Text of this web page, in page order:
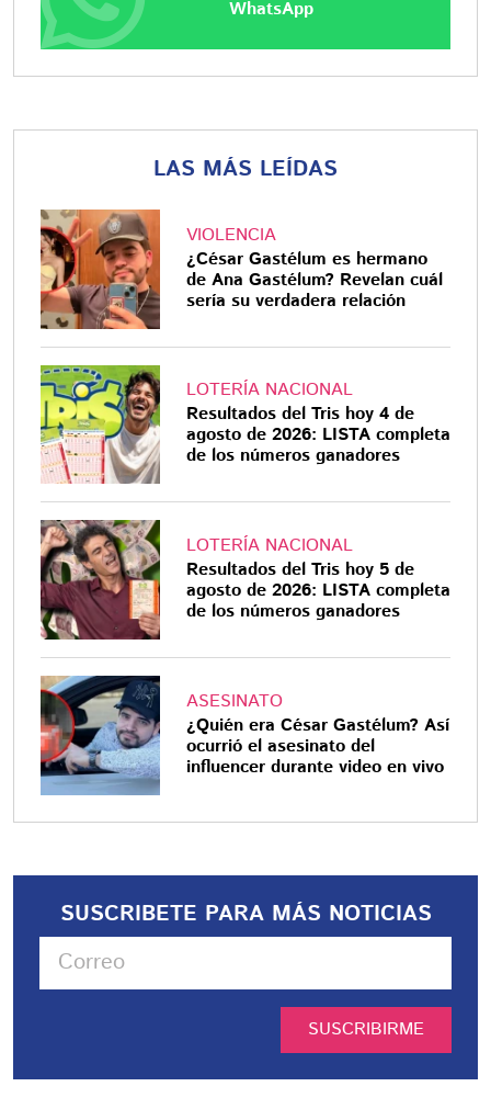
WhatsApp
LAS MÁS LEÍDAS
VIOLENCIA
¿César Gastélum es hermano
de Ana Gastélum? Revelan cuál
sería su verdadera relación
LOTERÍA NACIONAL
Resultados del Tris hoy 4 de
agosto de 2026: LISTA completa
de los números ganadores
LOTERÍA NACIONAL
Resultados del Tris hoy 5 de
agosto de 2026: LISTA completa
de los números ganadores
ASESINATO
¿Quién era César Gastélum? Así
ocurrió el asesinato del
influencer durante video en vivo
SUSCRIBETE PARA MÁS NOTICIAS
SUSCRIBIRME